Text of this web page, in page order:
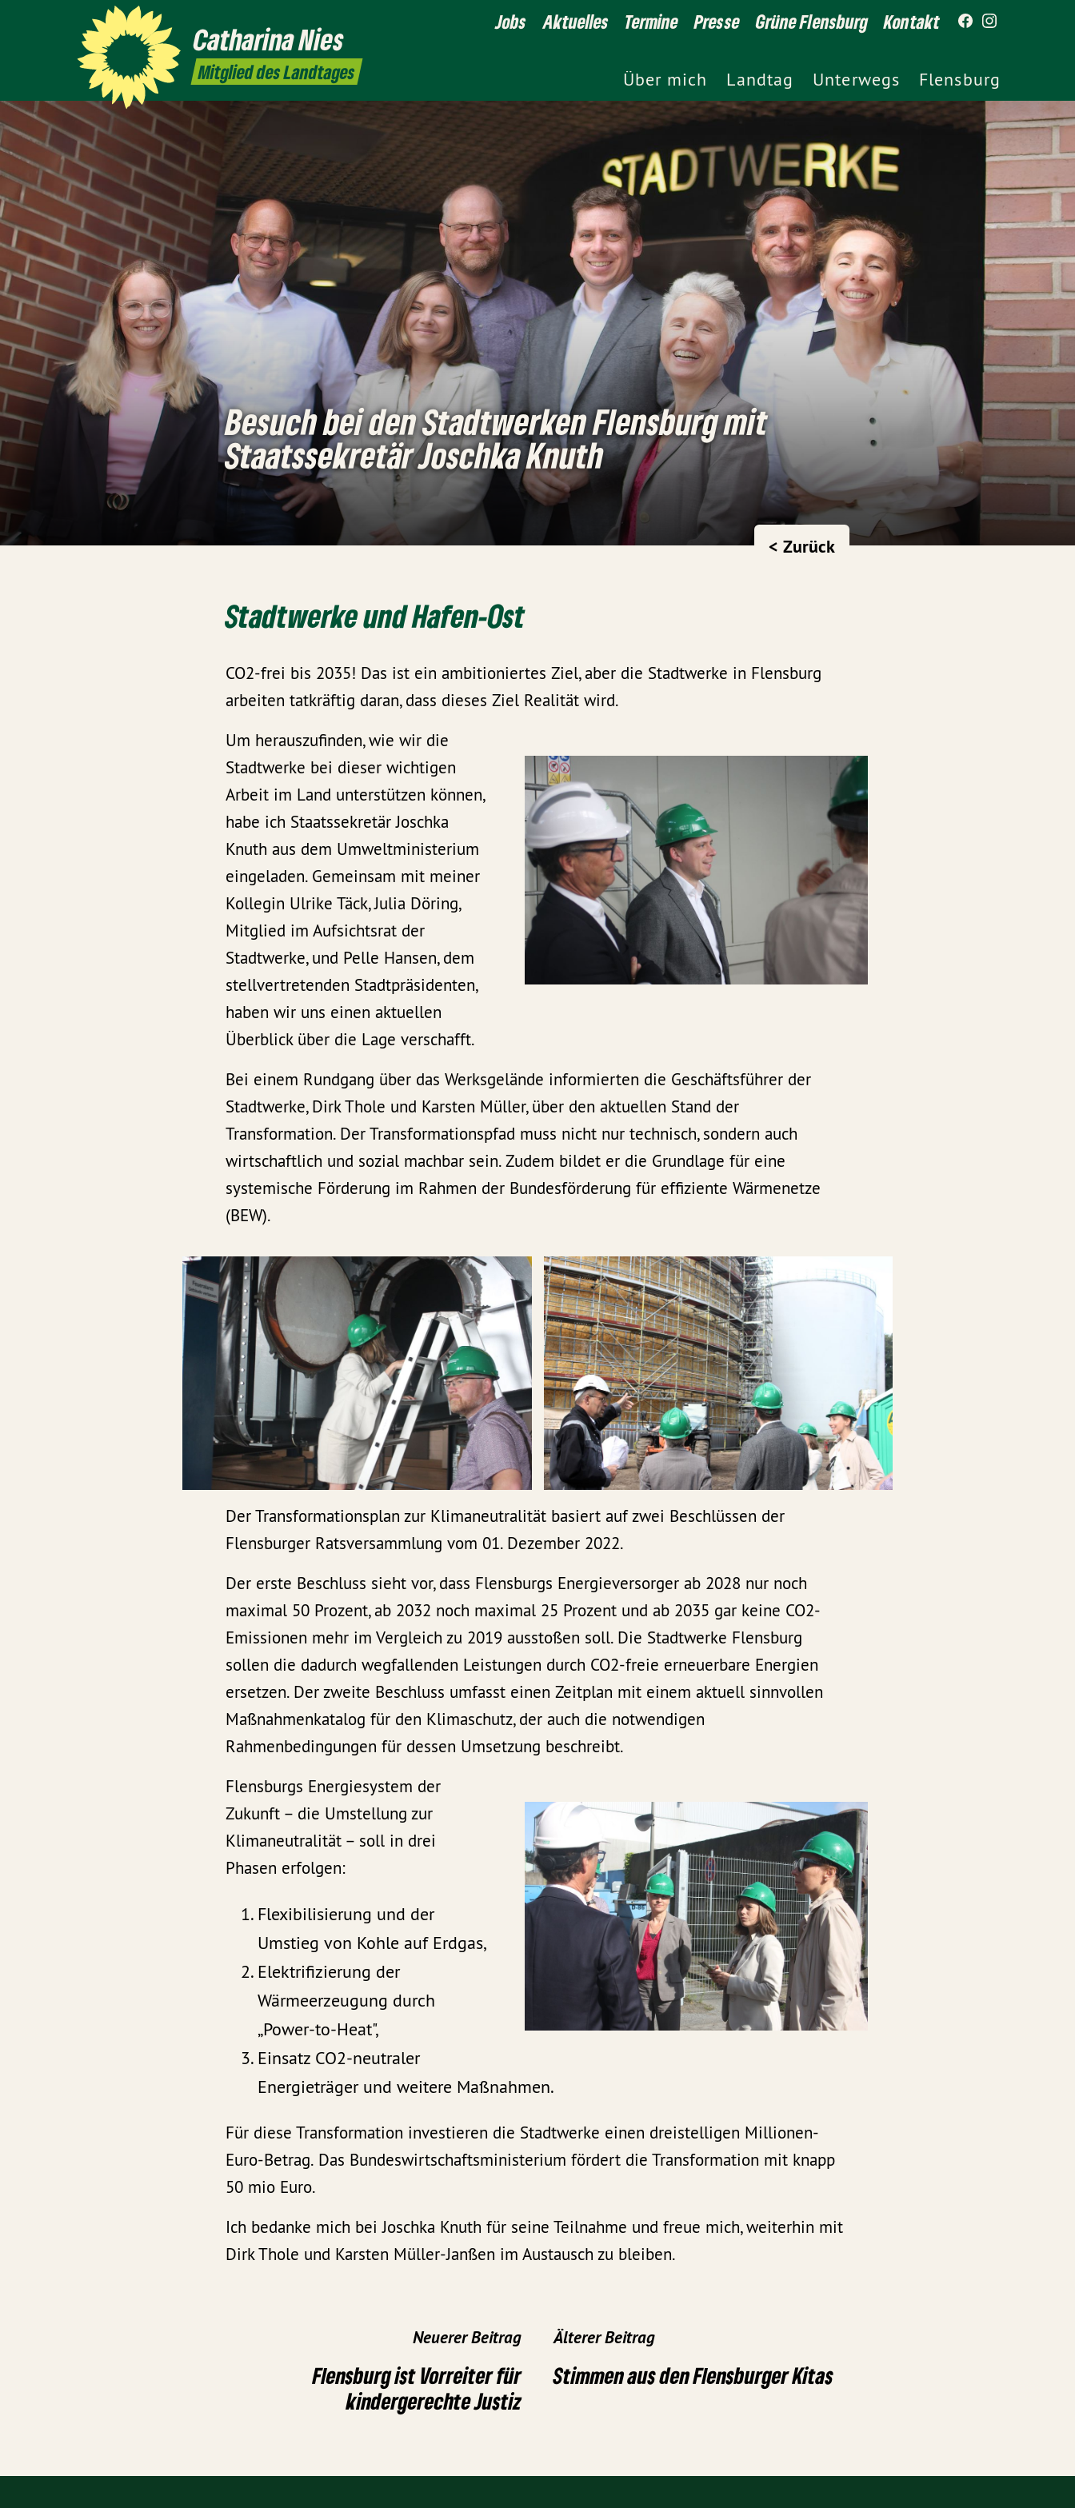
CatharinaNies
Mitglied des Landtages
Jobs Aktuelles Termine Presse Grüne Flensburg Kontakt
Über mich Landtag Unterwegs Flensburg
Besuch bei den Stadtwerken Flensburg mit
Staatssekretär Joschka Knuth
< Zurück
Stadtwerke und Hafen-Ost
CO2-frei bis 2035! Das ist ein ambitioniertes Ziel, aber die Stadtwerke in Flensburg
arbeiten tatkräftig daran, dass dieses Ziel Realität wird.
Um herauszufinden, wie wir die
Stadtwerke bei dieser wichtigen
Arbeit im Land unterstützen können,
habe ich Staatssekretär Joschka
Knuth aus dem Umweltministerium
eingeladen. Gemeinsam mit meiner
Kollegin Ulrike Täck, Julia Döring,
Mitglied im Aufsichtsrat der
Stadtwerke, und Pelle Hansen, dem
stellvertretenden Stadtpräsidenten,
haben wir uns einen aktuellen
Überblick über die Lage verschafft.
Bei einem Rundgang über das Werksgelände informierten die Geschäftsführer der
Stadtwerke, Dirk Thole und Karsten Müller, über den aktuellen Stand der
Transformation. Der Transformationspfad muss nicht nur technisch, sondern auch
wirtschaftlich und sozial machbar sein. Zudem bildet er die Grundlage für eine
systemische Förderung im Rahmen der Bundesförderung für effiziente Wärmenetze
(BEW).
Der Transformationsplan zur Klimaneutralität basiert auf zwei Beschlüssen der
Flensburger Ratsversammlung vom 01. Dezember 2022.
Der erste Beschluss sieht vor, dass Flensburgs Energieversorger ab 2028 nur noch
maximal 50 Prozent, ab 2032 noch maximal 25 Prozent und ab 2035 gar keine CO2-
Emissionen mehr im Vergleich zu 2019 ausstoßen soll. Die Stadtwerke Flensburg
sollen die dadurch wegfallenden Leistungen durch CO2-freie erneuerbare Energien
ersetzen. Der zweite Beschluss umfasst einen Zeitplan mit einem aktuell sinnvollen
Maßnahmenkatalog für den Klimaschutz, der auch die notwendigen
Rahmenbedingungen für dessen Umsetzung beschreibt.
Flensburgs Energiesystem der
Zukunft – die Umstellung zur
Klimaneutralität – soll in drei
Phasen erfolgen:
Flexibilisierung und der
Umstieg von Kohle auf Erdgas,
Elektrifizierung der
Wärmeerzeugung durch
„Power-to-Heat",
Einsatz CO2-neutraler
Energieträger und weitere Maßnahmen.
Für diese Transformation investieren die Stadtwerke einen dreistelligen Millionen-
Euro-Betrag. Das Bundeswirtschaftsministerium fördert die Transformation mit knapp
50 mio Euro.
Ich bedanke mich bei Joschka Knuth für seine Teilnahme und freue mich, weiterhin mit
Dirk Thole und Karsten Müller-Janßen im Austausch zu bleiben.
Neuerer Beitrag
Flensburg ist Vorreiter für
kindergerechte Justiz
Älterer Beitrag
Stimmen aus den Flensburger Kitas